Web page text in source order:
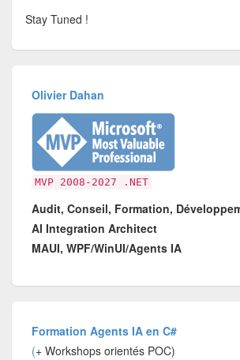
Stay Tuned !
Olivier Dahan
MVP 2008-2027 .NET
Audit, Conseil, Formation,
AI Integration Architect
MAUI, WPF/WinUI/Agents IA
Formation Agents IA en C#
(+ Workshops orientés POC)